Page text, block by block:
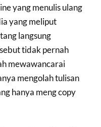
yang menulis ulang
yang meliput
langsung
tidak pernah
mewawancarai
mengolah tulisan
hanya meng copy